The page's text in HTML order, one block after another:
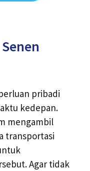
pribadi
kedepan.
mengambil
transportasi
Agar tidak